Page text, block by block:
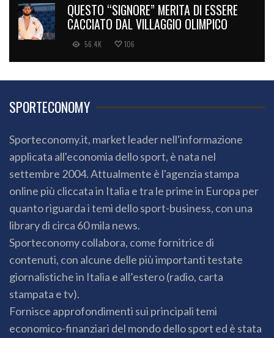
QUESTO “SIGNORE” MERITA DI ESSERE
CACCIATO DAL VILLAGGIO OLIMPICO
56.4K 106
SPORTECONOMY
Sporteconomy.it, market leader nell'informazione
applicata all'economia dello sport, è nata nel
settembre 2004. Attualmente è l'agenzia stampa
online più cliccata in Italia e tra le prime in Europa per
quanto riguarda i temi dello sport-business, con una
library di circa 60 mila news.
Sporteconomy collabora, come fornitrice di
contenuti, con alcune delle più importanti testate
giornalistiche in Italia e all’estero (radio, carta
stampata e tv).
Fornisce approfondimenti sui principali temi
economico-finanziari del mondo dello sport ed è stata